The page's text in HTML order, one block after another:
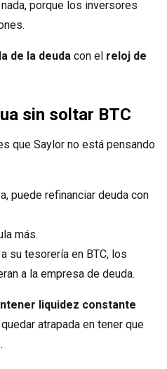
porque los inversores
de la deuda con el reloj de
sin soltar BTC
que Saylor no está pensando
puede refinanciar deuda con
más.
su tesorería en BTC, los
a la empresa de deuda.
liquidez constante
atrapada en tener que